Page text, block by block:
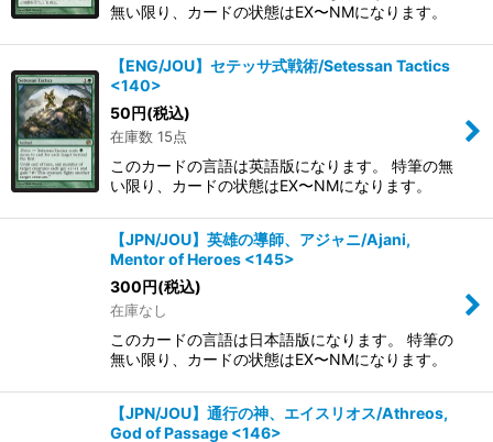
無い限り、カードの状態はEX〜NMになります。
【ENG/JOU】セテッサ式戦術/Setessan Tactics
<140>
50円(税込)
在庫数 15点
このカードの言語は英語版になります。 特筆の無
い限り、カードの状態はEX〜NMになります。
【JPN/JOU】英雄の導師、アジャニ/Ajani,
Mentor of Heroes <145>
300円(税込)
在庫なし
このカードの言語は日本語版になります。 特筆の
無い限り、カードの状態はEX〜NMになります。
【JPN/JOU】通行の神、エイスリオス/Athreos,
God of Passage <146>